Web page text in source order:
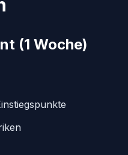
(1 Woche)